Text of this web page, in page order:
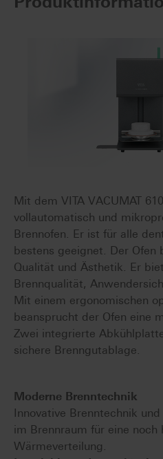
Mit dem VITA VACUMAT
vollautomatisch und
Brennofen. Er ist für alle
bestens geeignet. Der
Qualität und Ästhetik. Er
Brennqualität,
Mit einem ergonomischen
beansprucht der Ofen eine
Zwei integrierte
sichere Brenngutablage.
Moderne Brenntechnik
Innovative Brenntechnik
im Brennraum für eine noch
Wärmeverteilung.